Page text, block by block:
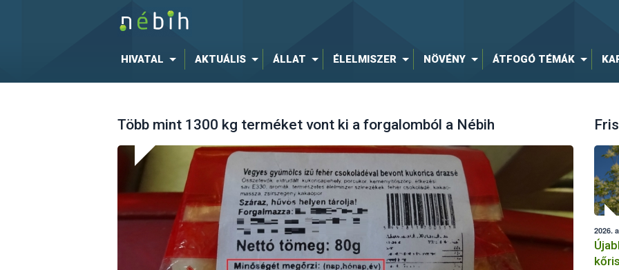
HIVATAL AKTUÁLIS ÁLLAT ÉLELMISZER NÖVÉNY ÁTFOGÓ TÉMÁK
Több mint 1300 kg terméket vont ki a forgalomból a Nébih
2026.